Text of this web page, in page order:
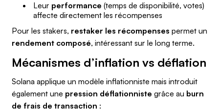
Leur performance (temps de disponibilité, votes)
affecte directement les récompenses
Pour les stakers, restaker les récompenses permet un
rendement composé, intéressant sur le long terme.
Mécanismes d’inflation vs déflation
Solana applique un modèle inflationniste mais introduit
également une pression déflationniste grâce au burn
de frais de transaction :